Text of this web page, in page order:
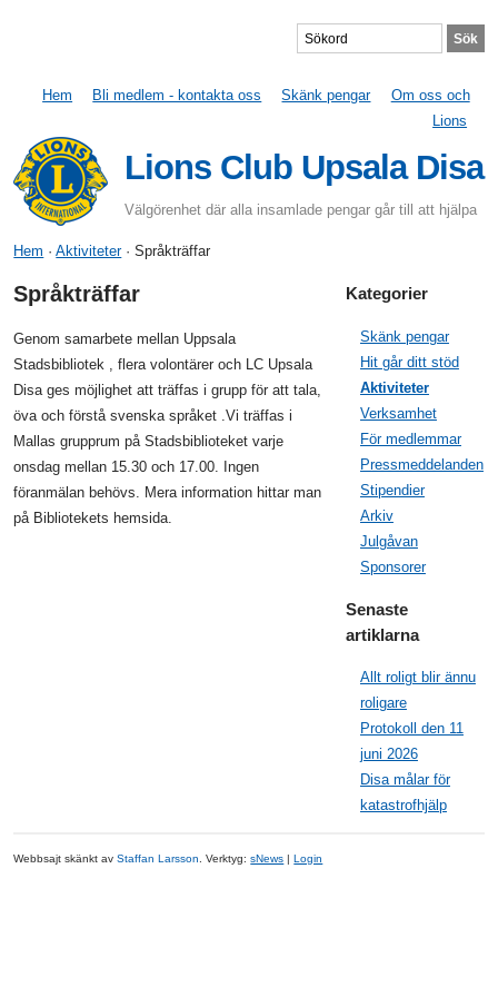
Hem Bli medlem - kontakta oss Skänk pengar
Om oss och
Lions
Lions Club Upsala Disa
Välgörenhet där alla insamlade pengar går till att hjälpa
Hem ·Aktiviteter· Språkträffar
Språkträffar
Genom samarbete mellan Uppsala
Stadsbibliotek , flera volontärer och LC Upsala
Disa ges möjlighet att träffas i grupp för att tala,
öva och förstå svenska språket .Vi träffas i
Mallas grupprum på Stadsbiblioteket varje
onsdag mellan 15.30 och 17.00. Ingen
föranmälan behövs. Mera information hittar man
på Bibliotekets hemsida.
Kategorier
Skänk pengar
Hit går ditt stöd
Aktiviteter
Verksamhet
För medlemmar
Pressmeddelanden
Stipendier
Arkiv
Julgåvan
Sponsorer
Senaste
artiklarna
Allt roligt blir ännu
roligare
Protokoll den 11
juni 2026
Disa målar för
katastrofhjälp
Webbsajt skänkt avStaffan Larsson. Verktyg:sNews Login